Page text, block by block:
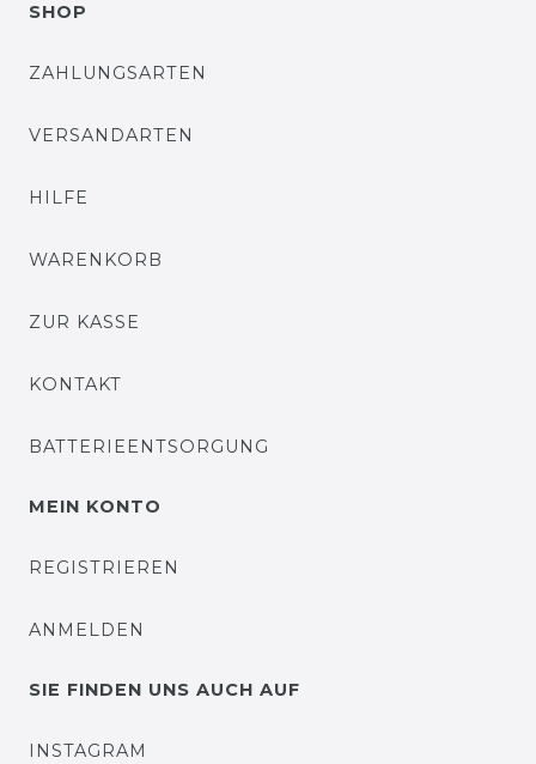
SHOP
ZAHLUNGSARTEN
VERSANDARTEN
HILFE
WARENKORB
ZUR KASSE
KONTAKT
BATTERIEENTSORGUNG
MEIN KONTO
REGISTRIEREN
ANMELDEN
SIE FINDEN UNS AUCH AUF
INSTAGRAM